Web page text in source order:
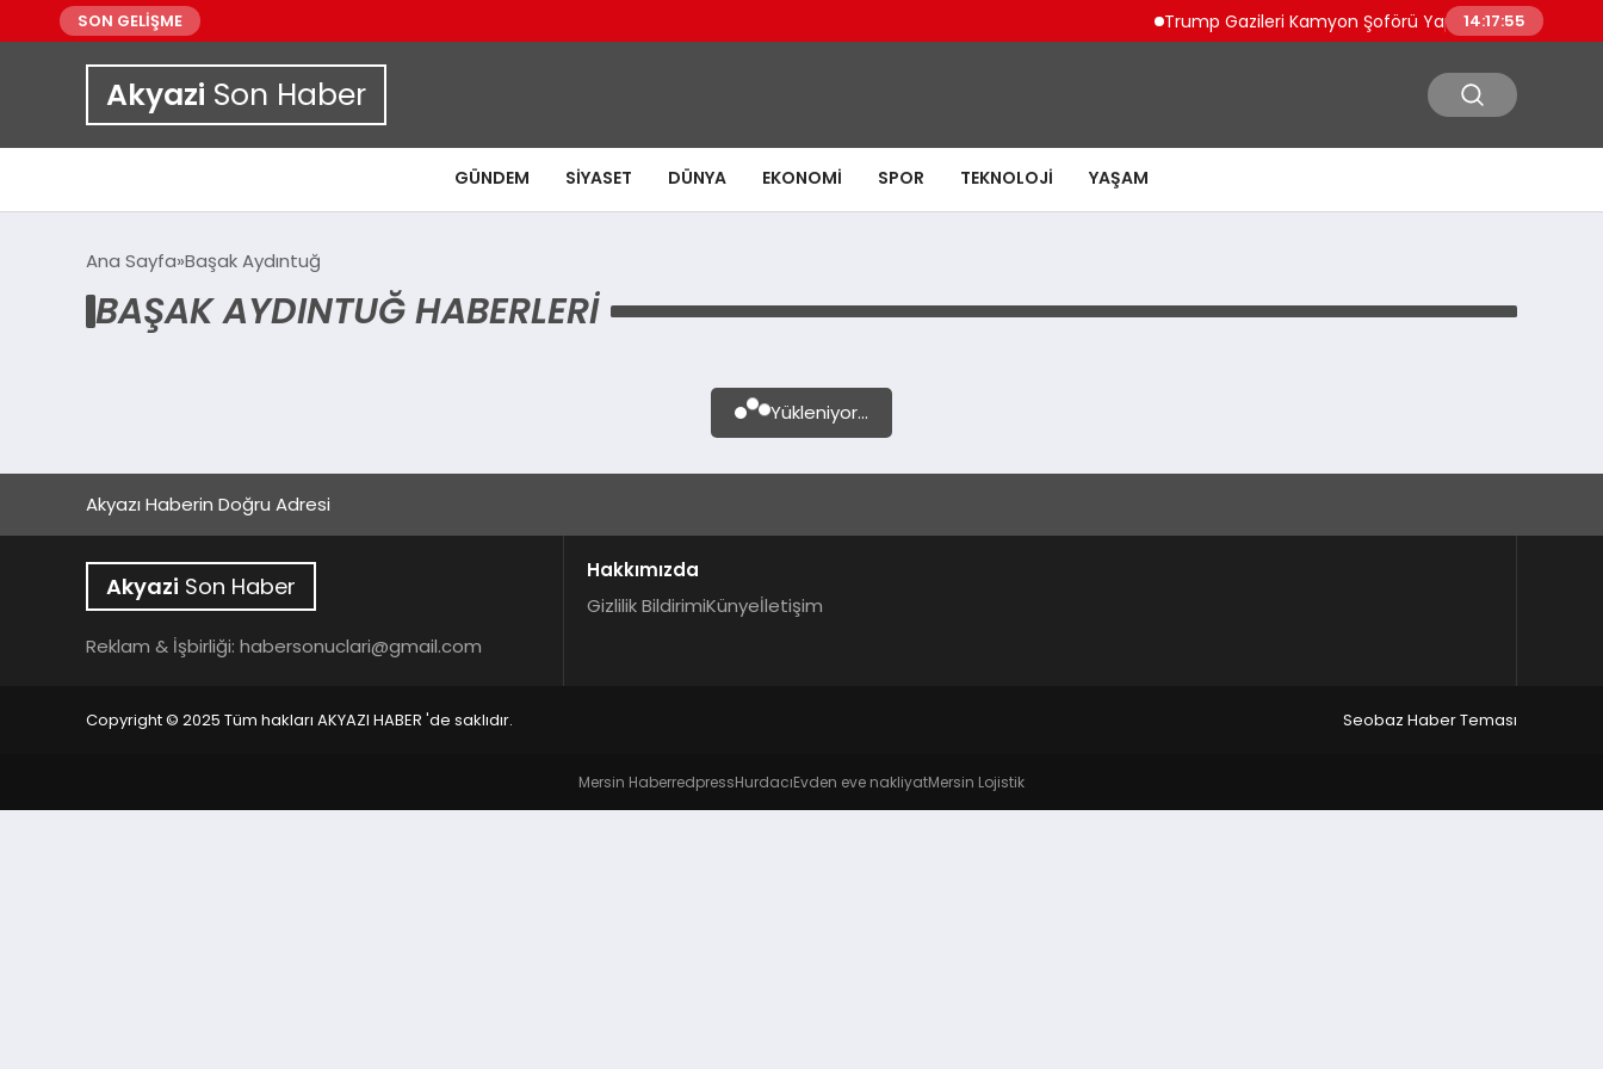
SON GELİŞME Trump Gazileri Kamyon Şoförü Yapacak14:17:55
Akyazi Son Haber
GÜNDEM SIYASET DÜNYA EKONOMI SPOR TEKNOLOJI YAŞAM
Ana Sayfa Başak Aydıntuğ
BAŞAK AYDINTUĞ HABERLERI
Yükleniyor...
Akyazı Haberin Doğru Adresi
Akyazi Son Haber
Reklam & İşbirliği: habersonuclari@gmail.com
Hakkımızda
Gizlilik BildirimiKünyeİletişim
Copyright © 2025 Tüm hakları AKYAZI HABER 'de saklıdır. Seobaz Haber Teması
Mersin HaberredpressHurdacıEvden eve nakliyatMersin Lojistik